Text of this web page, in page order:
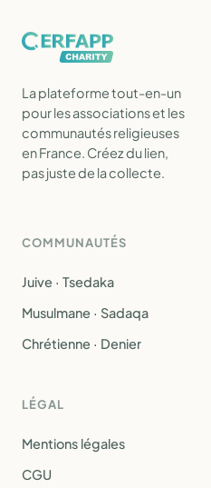
La plateforme tout-en-un
pour les associations et les
communautés religieuses
en France. Créez du lien,
pas juste de la collecte.
COMMUNAUTÉS
Juive · Tsedaka
Musulmane · Sadaqa
Chrétienne · Denier
LÉGAL
Mentions légales
CGU